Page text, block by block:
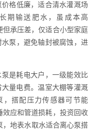
格低廉，适合清水灌溉场
期输送肥水，虽成本高
承压差，仅适合小型家庭
泵，避免轴封被腐蚀，进
是耗电大户，一级能效比
量电费。温室大棚等灌溉
，搭配压力传感器可节能
应和管道损耗，投资回收
地表水取水适合离心泵搭